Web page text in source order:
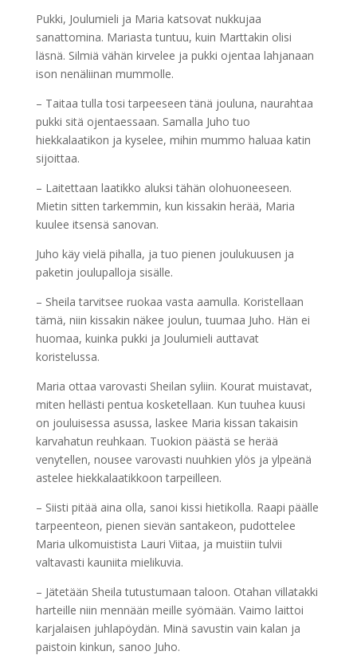
Pukki, Joulumieli ja Maria katsovat nukkujaa
sanattomina. Mariasta tuntuu, kuin Marttakin olisi
läsnä. Silmiä vähän kirvelee ja pukki ojentaa lahjanaan
ison nenäliinan mummolle.
– Taitaa tulla tosi tarpeeseen tänä jouluna, naurahtaa
pukki sitä ojentaessaan. Samalla Juho tuo
hiekkalaatikon ja kyselee, mihin mummo haluaa katin
sijoittaa.
– Laitettaan laatikko aluksi tähän olohuoneeseen.
Mietin sitten tarkemmin, kun kissakin herää, Maria
kuulee itsensä sanovan.
Juho käy vielä pihalla, ja tuo pienen joulukuusen ja
paketin joulupalloja sisälle.
– Sheila tarvitsee ruokaa vasta aamulla. Koristellaan
tämä, niin kissakin näkee joulun, tuumaa Juho. Hän ei
huomaa, kuinka pukki ja Joulumieli auttavat
koristelussa.
Maria ottaa varovasti Sheilan syliin. Kourat muistavat,
miten hellästi pentua kosketellaan. Kun tuuhea kuusi
on jouluisessa asussa, laskee Maria kissan takaisin
karvahatun reuhkaan. Tuokion päästä se herää
venytellen, nousee varovasti nuuhkien ylös ja ylpeänä
astelee hiekkalaatikkoon tarpeilleen.
– Siisti pitää aina olla, sanoi kissi hietikolla. Raapi päälle
tarpeenteon, pienen sievän santakeon, pudottelee
Maria ulkomuistista Lauri Viitaa, ja muistiin tulvii
valtavasti kauniita mielikuvia.
– Jätetään Sheila tutustumaan taloon. Otahan villatakki
harteille niin mennään meille syömään. Vaimo laittoi
karjalaisen juhlapöydän. Minä savustin vain kalan ja
paistoin kinkun, sanoo Juho.